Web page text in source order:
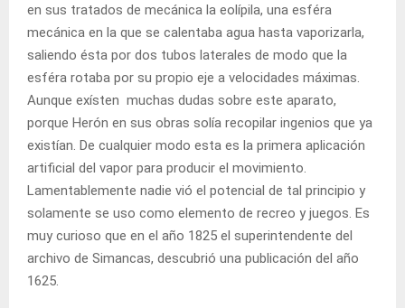
en sus tratados de mecánica la eolípila, una esféra
mecánica en la que se calentaba agua hasta vaporizarla,
saliendo ésta por dos tubos laterales de modo que la
esféra rotaba por su propio eje a velocidades máximas.
Aunque exísten muchas dudas sobre este aparato,
porque Herón en sus obras solía recopilar ingenios que ya
existían. De cualquier modo esta es la primera aplicación
artificial del vapor para producir el movimiento.
Lamentablemente nadie vió el potencial de tal principio y
solamente se uso como elemento de recreo y juegos. Es
muy curioso que en el año 1825 el superintendente del
archivo de Simancas, descubrió una publicación del año
1625.